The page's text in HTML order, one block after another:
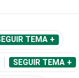
TEMA +
SEGUIR TEMA +